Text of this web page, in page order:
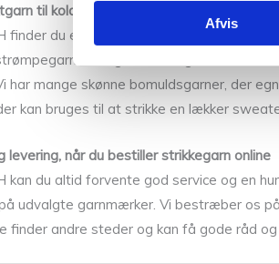
Afvis
til koldere og varmere dage
finder du en masse skønt garn, der
i mange farver og varianter
har mange skønne bomuldsgarner, der
kan bruges til at strikke en lækker
levering, når du bestiller strikkegarn online
kan du altid forvente god service og en
udvalgte garnmærker. Vi bestræber os
finder andre steder og kan få gode råd